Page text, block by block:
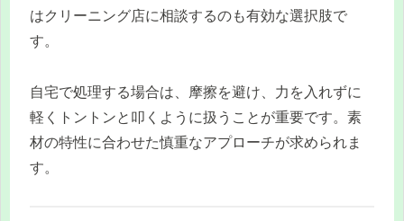
はクリーニング店に相談するのも有効な選択肢で
す。
自宅で処理する場合は、摩擦を避け、力を入れずに
軽くトントンと叩くように扱うことが重要です。素
材の特性に合わせた慎重なアプローチが求められま
す。